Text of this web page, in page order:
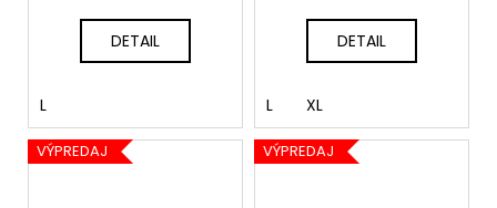
DETAIL
L
DETAIL
L XL
VÝPREDAJ VÝPREDAJ